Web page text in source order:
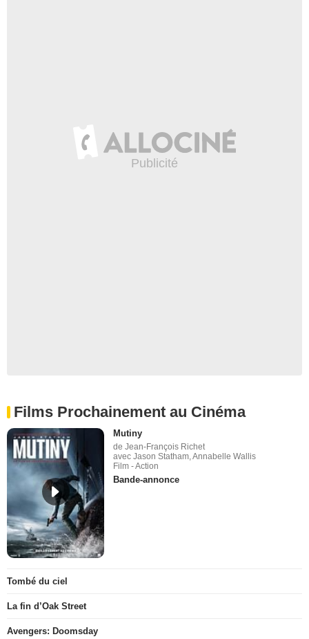
Films Prochainement au Cinéma
Mutiny
de Jean-François Richet
avec Jason Statham, Annabelle Wallis
Film - Action
Bande-annonce
Tombé du ciel
La fin d’Oak Street
Avengers: Doomsday